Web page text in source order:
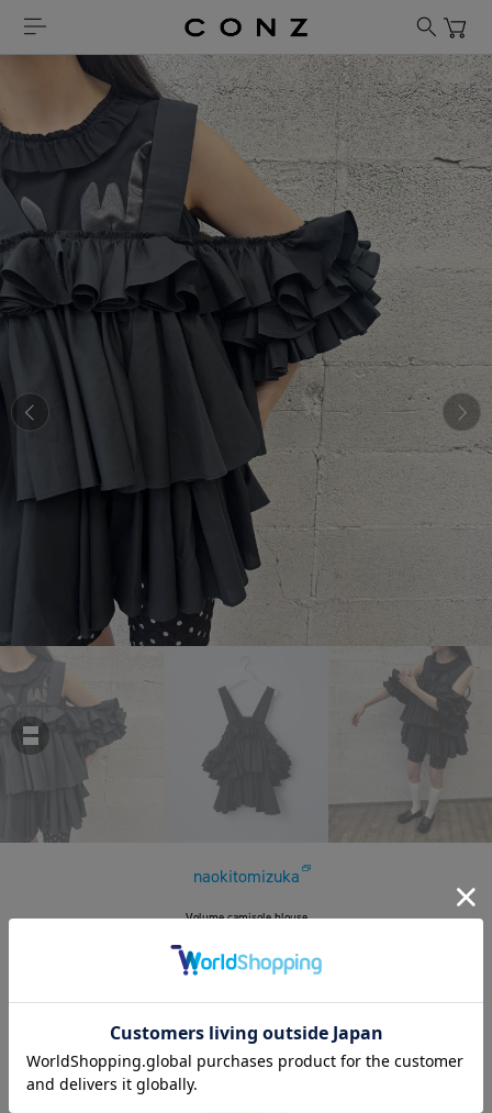
naokitomizuka
Volume camisole blouse
￥49,500 税込
450ポイント付与
カラー